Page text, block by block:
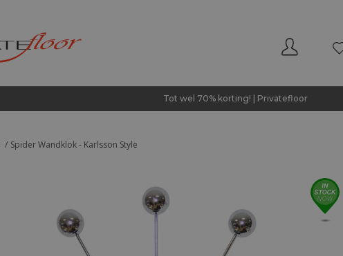
Tot wel 70% korting! | Privatefloor
Spider Wandklok - Karlsson Style